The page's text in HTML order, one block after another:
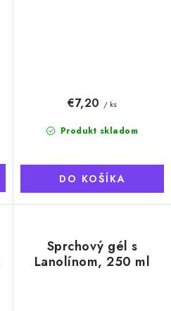
Produkt skladom
€7,20 / ks
DO KOŠÍKA
Sprchový gél s
Lanolínom, 250 ml